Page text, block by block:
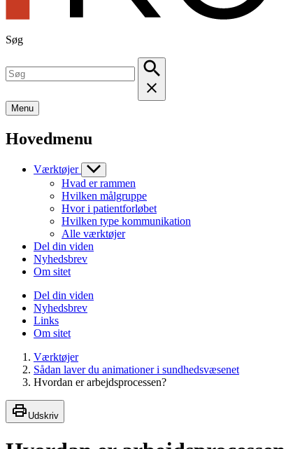
Søg
Menu
Hovedmenu
Værktøjer
Hvad er rammen
Hvilken målgruppe
Hvor i patientforløbet
Hvilken type kommunikation
Alle værktøjer
Del din viden
Nyhedsbrev
Om sitet
Del din viden
Nyhedsbrev
Links
Om sitet
Værktøjer
Sådan laver du animationer i sundhedsvæsenet
Hvordan er arbejdsprocessen?
Udskriv